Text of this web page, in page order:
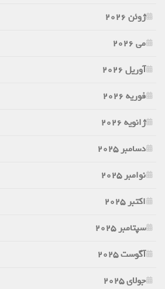
ژوئن 2026
می 2026
آوریل 2026
فوریه 2026
ژانویه 2026
دسامبر 2025
نوامبر 2025
اکتبر 2025
سپتامبر 2025
آگوست 2025
جولای 2025